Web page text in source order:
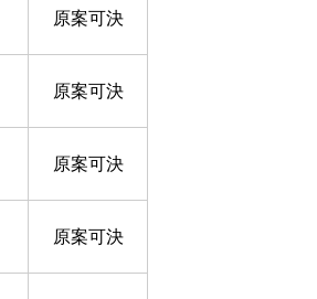
原案可決
原案可決
原案可決
原案可決